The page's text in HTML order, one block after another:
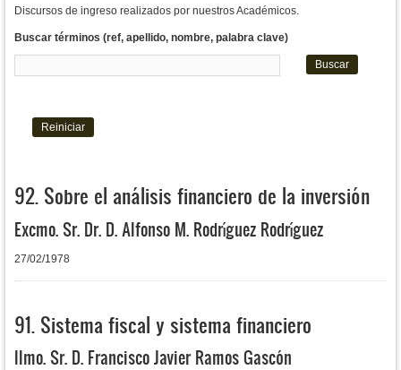
Discursos de ingreso realizados por nuestros Académicos.
Buscar términos (ref, apellido, nombre, palabra clave)
92. Sobre el análisis financiero de la inversión
Excmo. Sr. Dr. D. Alfonso M. Rodríguez Rodríguez
27/02/1978
91. Sistema fiscal y sistema financiero
Ilmo. Sr. D. Francisco Javier Ramos Gascón